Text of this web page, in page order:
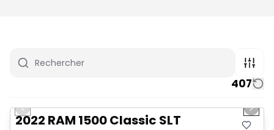
407
1/15
Previous slide Next
2022 RAM 1500 Classic SLT